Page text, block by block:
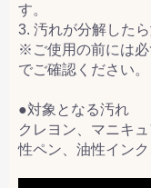
す。
3. 汚れが分解した
※ご使用の前には必
でご確認ください。
●対象となる汚れ
クレヨン、マニキ
性ペン、油性イン